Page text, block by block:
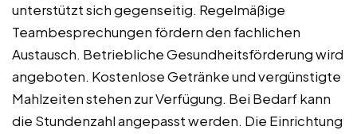
unterstützt sich gegenseitig. Regelmäßige
Teambesprechungen fördern den fachlichen
Austausch. Betriebliche Gesundheitsförderung wird
angeboten. Kostenlose Getränke und vergünstigte
Mahlzeiten stehen zur Verfügung. Bei Bedarf kann
die Stundenzahl angepasst werden. Die Einrichtung